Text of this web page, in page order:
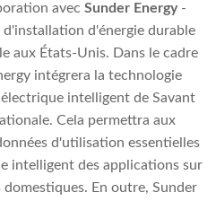
avec Sunder Energy-
d'énergie durable
aux États-Unis. Dans le cadre
intégrera la technologie
intelligent de Savant
Cela permettra aux
d'utilisation essentielles
intelligent des applications sur
domestiques. En outre, Sunder